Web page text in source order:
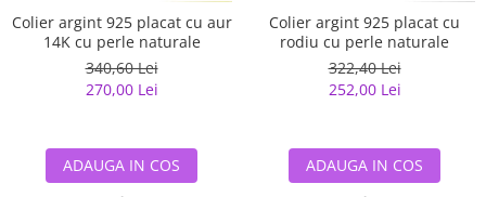
Colier argint 925 placat cu aur
14K cu perle naturale
340,60 Lei
270,00 Lei
ADAUGA IN COS
Colier argint 925 placat cu
rodiu cu perle naturale
322,40 Lei
252,00 Lei
ADAUGA IN COS